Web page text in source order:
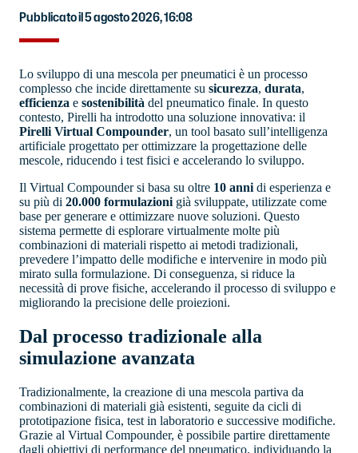
Pubblicato il 5 agosto 2026, 16:08
Lo sviluppo di una mescola per pneumatici è un processo
complesso che incide direttamente su sicurezza, durata,
efficienza e sostenibilità del pneumatico finale. In questo
contesto, Pirelli ha introdotto una soluzione innovativa: il
Pirelli Virtual Compounder, un tool basato sull’intelligenza
artificiale progettato per ottimizzare la progettazione delle
mescole, riducendo i test fisici e accelerando lo sviluppo.
Il Virtual Compounder si basa su oltre 10 anni di esperienza e
su più di 20.000 formulazioni già sviluppate, utilizzate come
base per generare e ottimizzare nuove soluzioni. Questo
sistema permette di esplorare virtualmente molte più
combinazioni di materiali rispetto ai metodi tradizionali,
prevedere l’impatto delle modifiche e intervenire in modo più
mirato sulla formulazione. Di conseguenza, si riduce la
necessità di prove fisiche, accelerando il processo di sviluppo e
migliorando la precisione delle proiezioni.
Dal processo tradizionale alla
simulazione avanzata
Tradizionalmente, la creazione di una mescola partiva da
combinazioni di materiali già esistenti, seguite da cicli di
prototipazione fisica, test in laboratorio e successive modifiche.
Grazie al Virtual Compounder, è possibile partire direttamente
dagli obiettivi di performance del pneumatico, individuando la